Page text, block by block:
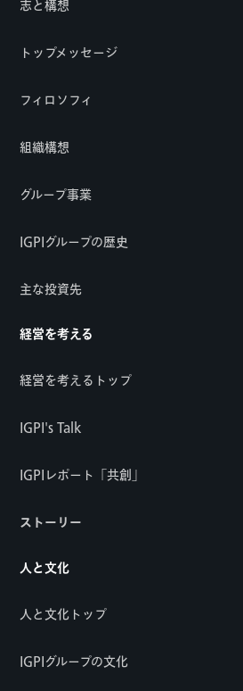
志と構想
トップメッセージ
フィロソフィ
組織構想
グループ事業
IGPIグループの歴史
主な投資先
経営を考える
経営を考えるトップ
IGPI's Talk
IGPIレポート「共創」
ストーリー
人と文化
人と文化トップ
IGPIグループの文化